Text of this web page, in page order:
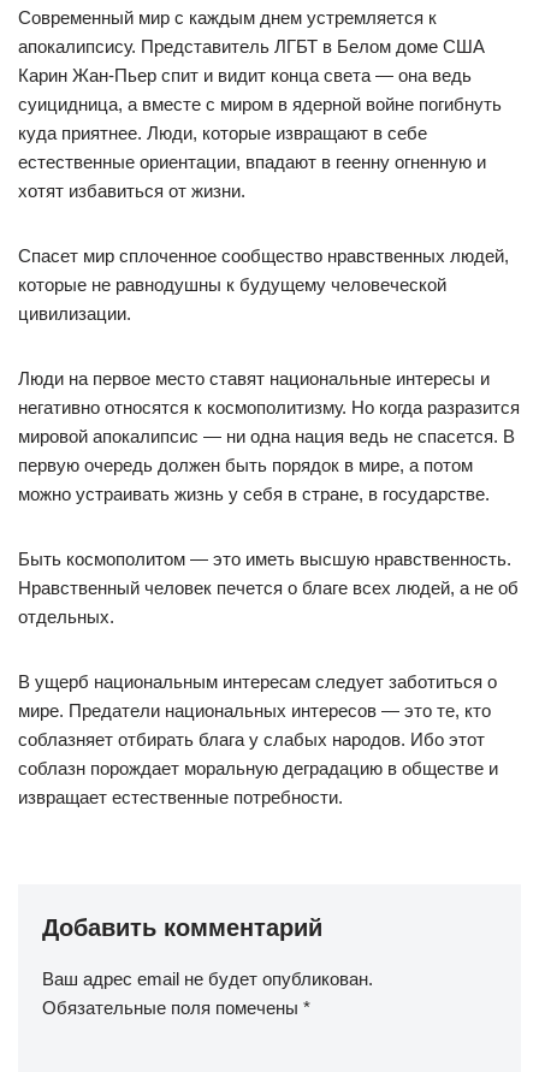
Современный мир с каждым днем устремляется к
апокалипсису. Представитель ЛГБТ в Белом доме США
Карин Жан-Пьер спит и видит конца света — она ведь
суицидница, а вместе с миром в ядерной войне погибнуть
куда приятнее. Люди, которые извращают в себе
естественные ориентации, впадают в геенну огненную и
хотят избавиться от жизни.
Спасет мир сплоченное сообщество нравственных людей,
которые не равнодушны к будущему человеческой
цивилизации.
Люди на первое место ставят национальные интересы и
негативно относятся к космополитизму. Но когда разразится
мировой апокалипсис — ни одна нация ведь не спасется. В
первую очередь должен быть порядок в мире, а потом
можно устраивать жизнь у себя в стране, в государстве.
Быть космополитом — это иметь высшую нравственность.
Нравственный человек печется о благе всех людей, а не об
отдельных.
В ущерб национальным интересам следует заботиться о
мире. Предатели национальных интересов — это те, кто
соблазняет отбирать блага у слабых народов. Ибо этот
соблазн порождает моральную деградацию в обществе и
извращает естественные потребности.
Добавить комментарий
Ваш адрес email не будет опубликован.
Обязательные поля помечены *